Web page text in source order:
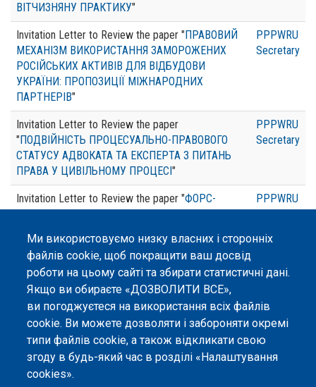
ВІТЧИЗНЯНУ ПРАКТИКУ"
Invitation Letter to Review the paper "ПРАВОВИЙ
МЕХАНІЗМ ВИКОРИСТАННЯ ЗАМОРОЖЕНИХ
РОСІЙСЬКИХ АКТИВІВ ДЛЯ ВІДБУДОВИ
УКРАЇНИ: ПРОПОЗИЦІЇ МІЖНАРОДНИХ
ПАРТНЕРІВ"
PPPWRU
Secretary
Invitation Letter to Review the paper
"ПОДВІЙНІСТЬ ПРОЦЕСУАЛЬНО-ПРАВОВОГО
СТАТУСУ АДВОКАТА ТА ЕКСПЕРТА З ПИТАНЬ
ПРАВА У ЦИВІЛЬНОМУ ПРОЦЕСІ"
PPPWRU
Secretary
Invitation Letter to Review the paper "ФОРС-
МАЖОРНІ ОБСТАВИНИ У ДОГОВОРАХ ПІД ЧАС
PPPWRU
Secretary
Ми використовуємо низку власних і сторонніх
файлів cookie, щоб покращити ваш досвід
роботи на цьому сайті та збирати статистичні дані.
Якщо ви обираєте «ДОЗВОЛИТИ ВСЕ»,
ви погоджуєтеся на використання всіх файлів
cookie. Ви можете дозволяти і забороняти окремі
типи файлів cookie, а також відкликати свою
згоду в будь-який час в розділі «Налаштування
cookies».
Peers International , платформа відкритого
рецензування, 2023-2026. |Налаштування файлів
cookie.
Вміст сайту опубліковано на умовах ліцензії «